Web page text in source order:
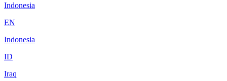
Indonesia
EN
Indonesia
ID
Iraq